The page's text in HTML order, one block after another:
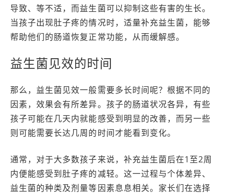
导致、等不适，而益生菌可以抑制这些有害的生长。
当孩子出现肚子疼的情况时，适量补充益生菌，能够
帮助他们的肠道恢复正常功能，从而缓解感。
益生菌见效的时间
那么，益生菌见效一般需要多长时间呢？根据不同的
因素，效果会有所差异。孩子的肠道状况各异，有些
孩子可能在几天内就能感受到明显的改善，而另一些
则可能需要长达几周的时间才能看到变化。
通常，对于大多数孩子来说，补充益生菌后在1至2周
内便能感受到肚子疼的减轻。这一过程与个体差异、
益生菌的种类及剂量等因素息息相关。家长们在选择